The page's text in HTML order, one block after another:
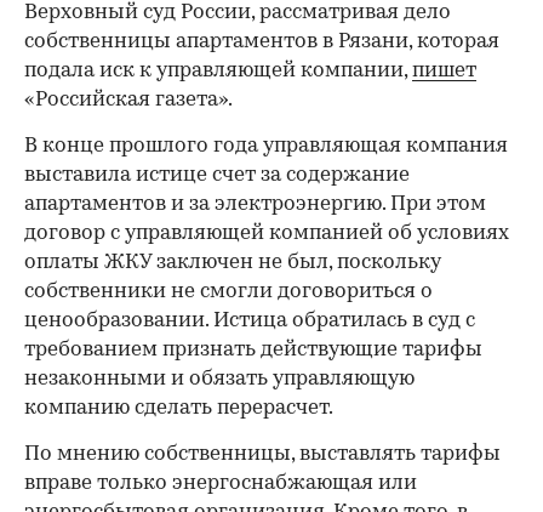
Верховный суд России, рассматривая дело
собственницы апартаментов в Рязани, которая
подала иск к управляющей компании,пишет
«Российская газета».
В конце прошлого года управляющая компания
выставила истице счет за содержание
апартаментов и за электроэнергию. При этом
договор с управляющей компанией об условиях
оплаты ЖКУ заключен не был, поскольку
собственники не смогли договориться о
ценообразовании. Истица обратилась в суд с
требованием признать действующие тарифы
незаконными и обязать управляющую
компанию сделать перерасчет.
По мнению собственницы, выставлять тарифы
вправе только энергоснабжающая или